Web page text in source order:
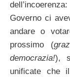
Governo ci
andare o
prossimo (
democrazia!),
unificate che